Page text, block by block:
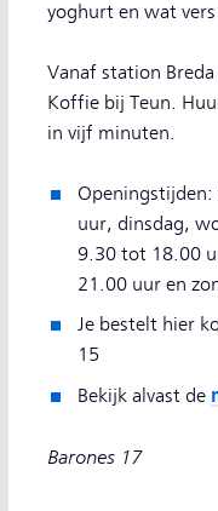
yoghurt en wat
Vanaf station
Koffie bij Teun.
in vijf minuten.
uur, dinsdag,
9.30 tot 18.00
21.00 uur en
Je bestelt hier
15
Bekijk alvast de
Barones 17